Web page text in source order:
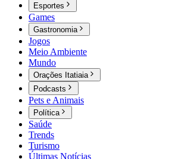
Esportes
Games
Gastronomia
Jogos
Meio Ambiente
Mundo
Orações Itatiaia
Podcasts
Pets e Animais
Política
Saúde
Trends
Turismo
Últimas Notícias